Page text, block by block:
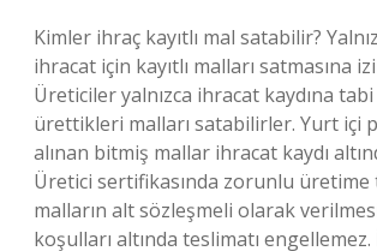
Kimler ihraç kayıtlı mal satabilir?
ihracat için kayıtlı malları satmasına
Üreticiler yalnızca ihracat kaydına
ürettikleri malları satabilirler. Yurt içi
alınan bitmiş mallar ihracat kaydı
Üretici sertifikasında zorunlu
malların alt sözleşmeli olarak
koşulları altında teslimatı engellemez.